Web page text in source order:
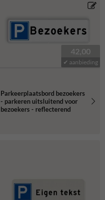
42,00
✔ aanbieding
Parkeerplaatsbord bezoekers
- parkeren uitsluitend voor
bezoekers - reflecterend